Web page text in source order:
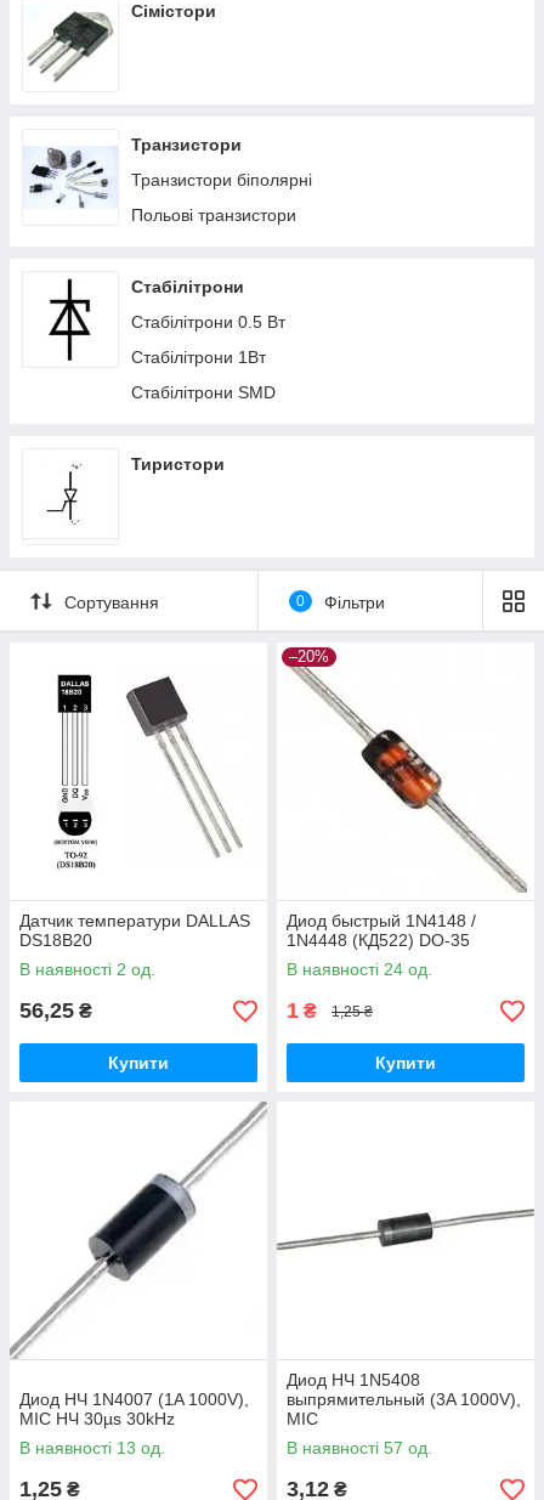
Сімістори
Транзистори
Транзистори біполярні
Польові транзистори
Стабілітрони
Стабілітрони 0.5 Вт
Стабілітрони 1Вт
Стабілітрони SMD
Тиристори
Сортування 0 Фільтри
Датчик температури DALLAS
DS18B20
В наявності 2 од.
56,25 ₴
Купити
–20%
Диод быстрый 1N4148 /
1N4448 (КД522) DO-35
В наявності 24 од.
1 ₴ 1,25 ₴
Купити
Диод НЧ 1N4007 (1A 1000V),
MIC НЧ 30µs 30kHz
В наявності 13 од.
1,25 ₴
Диод НЧ 1N5408
выпрямительный (3A 1000V),
MIC
В наявності 57 од.
3,12 ₴